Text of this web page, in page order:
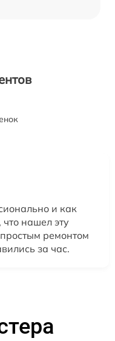
и как
нашел эту
ремонтом
за час.